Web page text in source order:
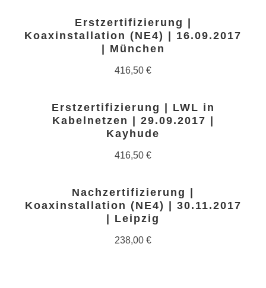
Erstzertifizierung |
Koaxinstallation (NE4) | 16.09.2017
| München
416,50 €
Erstzertifizierung | LWL in
Kabelnetzen | 29.09.2017 |
Kayhude
416,50 €
Nachzertifizierung |
Koaxinstallation (NE4) | 30.11.2017
| Leipzig
238,00 €